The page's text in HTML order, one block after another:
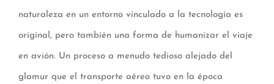
naturaleza en un entorno vinculado a la tecnología es
original, pero también una forma de humanizar el viaje
en avión. Un proceso a menudo tedioso alejado del
glamur que el transporte aéreo tuvo en la época